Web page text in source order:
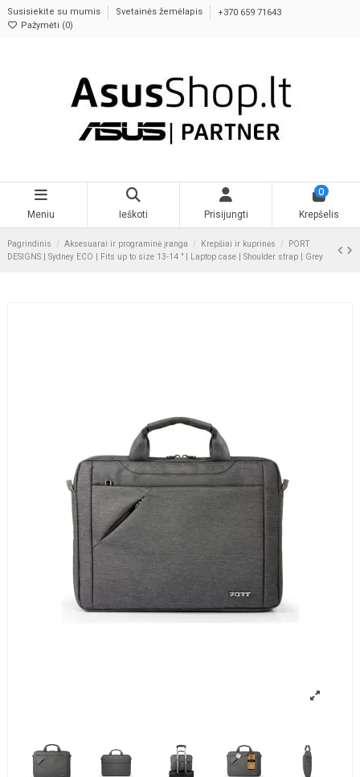
Susisiekite su mumis Svetainės žemėlapis
+370 659 71643
Pažymėti (0)
Meniu Ieškoti Prisijungti
0
Krepšelis
Pagrindinis Aksesuarai ir programinė įranga Krepšiai ir kuprinės
PORT
DESIGNS | Sydney ECO | Fits up to size 13-14 " | Laptop case | Shoulder strap | Grey